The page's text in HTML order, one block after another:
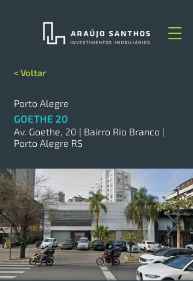
< Voltar
Porto Alegre
GOETHE 20
Av. Goethe, 20 | Bairro Rio Branco |
Porto Alegre RS